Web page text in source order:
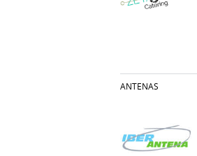
ANTENAS